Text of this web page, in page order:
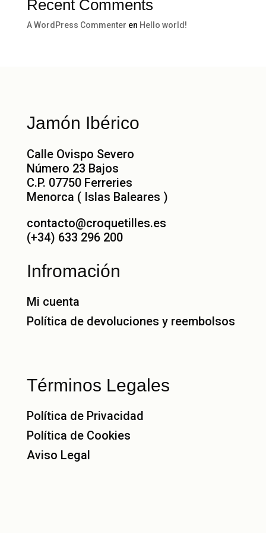
Recent Comments
A WordPress Commenter en Hello world!
Jamón Ibérico
Calle Ovispo Severo
Número 23 Bajos
C.P. 07750 Ferreries
Menorca ( Islas Baleares )
contacto@croquetilles.es
(+34) 633 296 200
Infromación
Mi cuenta
Política de devoluciones y reembolsos
Términos Legales
Política de Privacidad
Política de Cookies
Aviso Legal